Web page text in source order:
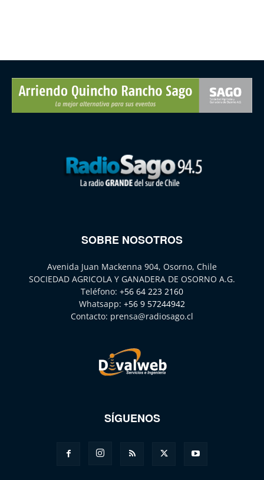
SOBRE NOSOTROS
Avenida Juan Mackenna 904, Osorno, Chile
SOCIEDAD AGRICOLA Y GANADERA DE OSORNO A.G.
Teléfono: +56 64 223 2160
Whatsapp: +56 9 57244942
Contacto: prensa@radiosago.cl
SÍGUENOS